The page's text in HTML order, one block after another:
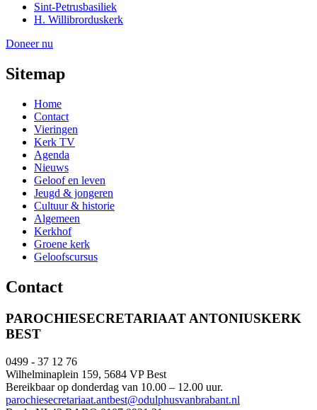
Sint-Petrusbasiliek
H. Willibrorduskerk
Doneer nu
Sitemap
Home
Contact
Vieringen
Kerk TV
Agenda
Nieuws
Geloof en leven
Jeugd & jongeren
Cultuur & historie
Algemeen
Kerkhof
Groene kerk
Geloofscursus
Contact
PAROCHIESECRETARIAAT ANTONIUSKERK
BEST
0499 - 37 12 76
Wilhelminaplein 159, 5684 VP Best
Bereikbaar op donderdag van 10.00 – 12.00 uur.
parochiesecretariaat.antbest@odulphusvanbrabant.nl